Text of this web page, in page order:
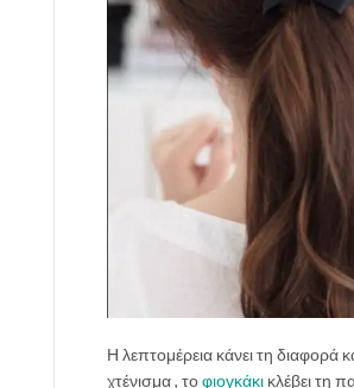
Η λεπτομέρεια κάνει τη διαφορά
χτένισμα , τοφιογκάκι κλέβει τη